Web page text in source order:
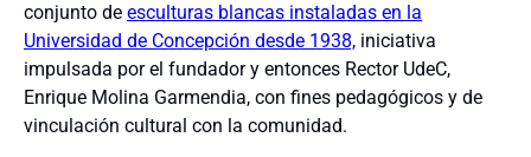
conjunto de esculturas blancas instaladas en la
Universidad de Concepción desde 1938, iniciativa
impulsada por el fundador y entonces Rector UdeC,
Enrique Molina Garmendia, con fines pedagógicos y de
vinculación cultural con la comunidad.